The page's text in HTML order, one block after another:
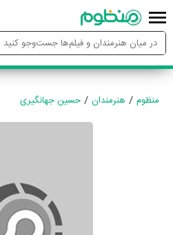
منظوم هنرمندان حسین جهانگیری